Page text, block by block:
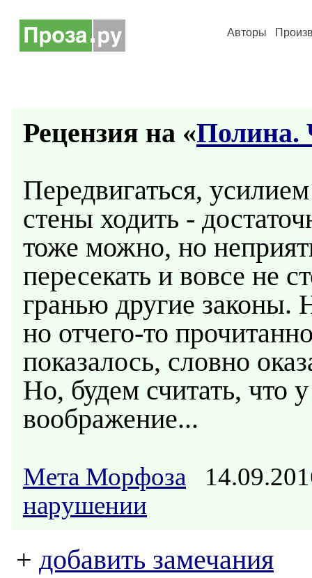
Авторы
Рецензия на «Полина.
Передвигаться,
стены ходить -
тоже можно, но
пересекать и вовсе не
гранью другие законы.
но отчего-то
показалось, словно
Но, будем считать, что
воображение...
Мета Морфоза
нарушении
+ добавить замечания